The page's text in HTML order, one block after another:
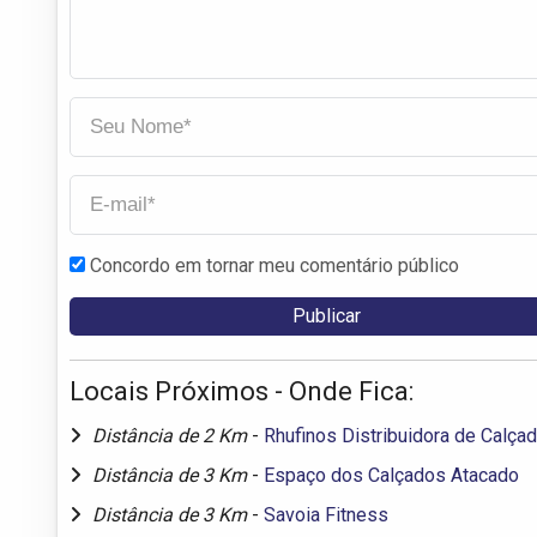
Concordo em tornar meu comentário público
Locais Próximos - Onde Fica:
Distância de 2 Km - Rhufinos Distribuidora de
Distância de 3 Km - Espaço dos Calçados Atacado
Distância de 3 Km - Savoia Fitness